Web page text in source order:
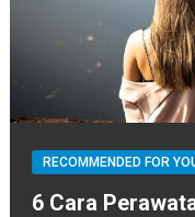
RECOMMENDED FOR
6 Cara